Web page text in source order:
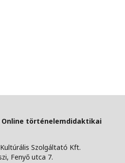
történelemdidaktikai
Szolgáltató Kft.
Fenyő utca 7.